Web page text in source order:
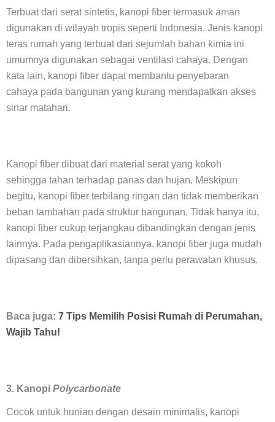
Terbuat dari serat sintetis, kanopi fiber termasuk aman
digunakan di wilayah tropis seperti Indonesia. Jenis kanopi
teras rumah yang terbuat dari sejumlah bahan kimia ini
umumnya digunakan sebagai ventilasi cahaya. Dengan
kata lain, kanopi fiber dapat membantu penyebaran
cahaya pada bangunan yang kurang mendapatkan akses
sinar matahari.
Kanopi fiber dibuat dari material serat yang kokoh
sehingga tahan terhadap panas dan hujan. Meskipun
begitu, kanopi fiber terbilang ringan dan tidak memberikan
beban tambahan pada struktur bangunan. Tidak hanya itu,
kanopi fiber cukup terjangkau dibandingkan dengan jenis
lainnya. Pada pengaplikasiannya, kanopi fiber juga mudah
dipasang dan dibersihkan, tanpa perlu perawatan khusus.
Baca juga: 7 Tips Memilih Posisi Rumah di Perumahan,
Wajib Tahu!
3. Kanopi Polycarbonate
Cocok untuk hunian dengan desain minimalis, kanopi